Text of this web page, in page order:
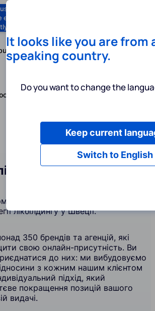
extension to check
as you browse.
Послуги
Українська
у Швеції
яка створює та підтримує
лікбілдингу у Швеції.
350 брендів та агенцій, які
свою онлайн-присутність. Ви
до них: ми вибудовуємо
з кожним нашим клієнтом
підхід, який
покращення позицій вашого
видачі.
It looks like you are from
speaking country.
Do you want to change the
Switch to English
Keep current